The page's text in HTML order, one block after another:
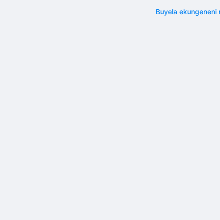
Buyela ekungeneni